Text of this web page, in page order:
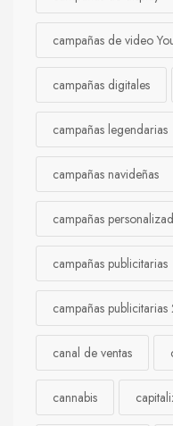
campañas de video
campañas digitales
campañas legendarias
campañas navideñas
campañas
campañas publicitarias
campañas
canal de ventas
cannabis